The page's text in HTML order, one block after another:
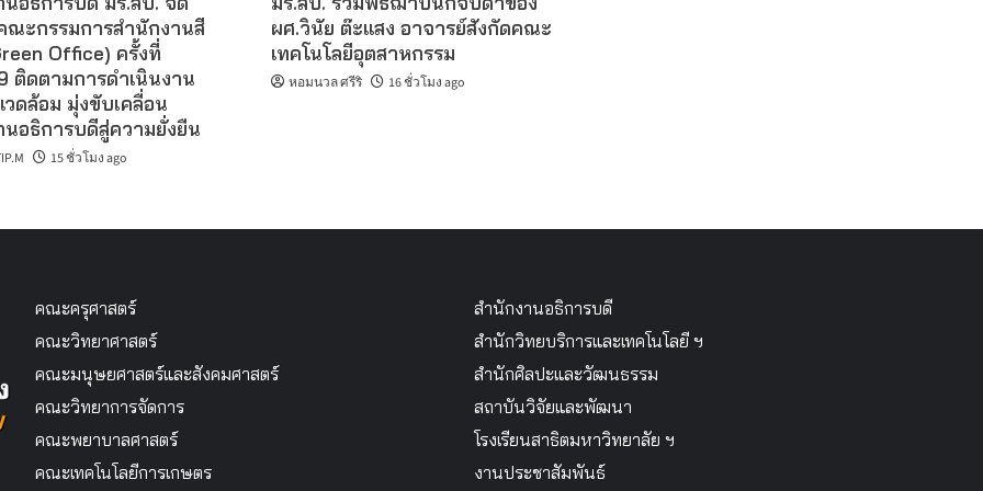
ณะกรรมการสำนักงานสี
Office) ครั้งที่
ติดตามการดำเนินงาน
ดล้อม มุ่งขับเคลื่อน
นอธิการบดีสู่ความยั่งยืน
15 ชั่วโมง ago
ผศ.วินัย ต๊ะแสง อาจารย์สังกัดคณะ
เทคโนโลยีอุตสาหกรรม
หอมนวล ศรีริ 16 ชั่วโมง ago
คณะครุศาสตร์
คณะวิทยาศาสตร์
คณะมนุษยศาสตร์และสังคมศาสตร์
คณะวิทยาการจัดการ
คณะพยาบาลศาสตร์
คณะเทคโนโลยีการเกษตร
สำนักงานอธิการบดี
สำนักวิทยบริการและเทคโนโลยี ฯ
สำนักศิลปะและวัฒนธรรม
สถาบันวิจัยและพัฒนา
โรงเรียนสาธิตมหาวิทยาลัย ฯ
งานประชาสัมพันธ์